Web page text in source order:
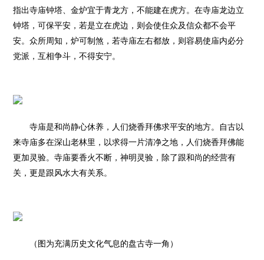
指出寺庙钟塔、金炉宜于青龙方，不能建在虎方。在寺庙龙边立
钟塔，可保平安，若是立在虎边，则会使住众及信众都不会平
安。众所周知，炉可制煞，若寺庙左右都放，则容易使庙内必分
党派，互相争斗，不得安宁。
寺庙是和尚静心休养，人们烧香拜佛求平安的地方。自古以
来寺庙多在深山老林里，以求得一片清净之地，人们烧香拜佛能
更加灵验。寺庙要香火不断，神明灵验，除了跟和尚的经营有
关，更是跟风水大有关系。
（图为充满历史文化气息的盘古寺一角）